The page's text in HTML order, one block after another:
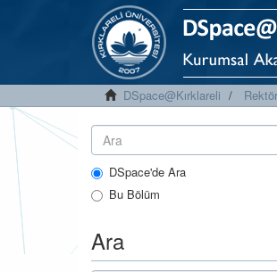
DSpace@Kırklareli
DSpace'de Ara
Bu Bölüm
Ara